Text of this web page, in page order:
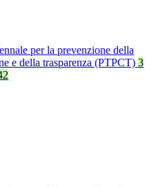
per la prevenzione della
e della trasparenza (PTPCT) 3